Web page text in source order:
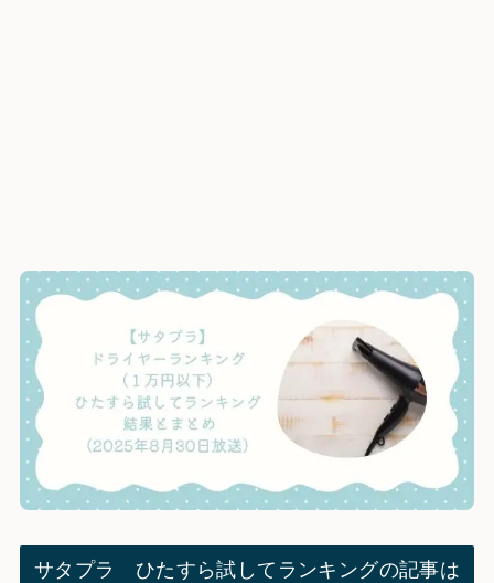
サタプラ ひたすら試してランキングの記事は